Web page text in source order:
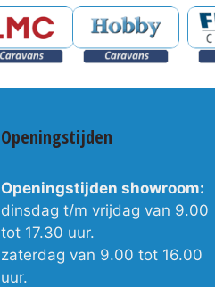
Openingstijden
Openingstijden showroom:
dinsdag t/m vrijdag van 9.00
tot 17.30 uur.
zaterdag van 9.00 tot 16.00
uur.